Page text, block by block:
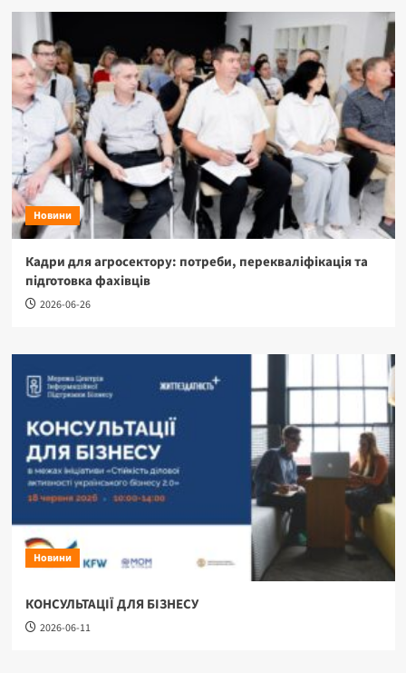
Новини
Кадри для агросектору: потреби, перекваліфікація та
підготовка фахівців
2026-06-26
Новини
КОНСУЛЬТАЦІЇ ДЛЯ БІЗНЕСУ
2026-06-11